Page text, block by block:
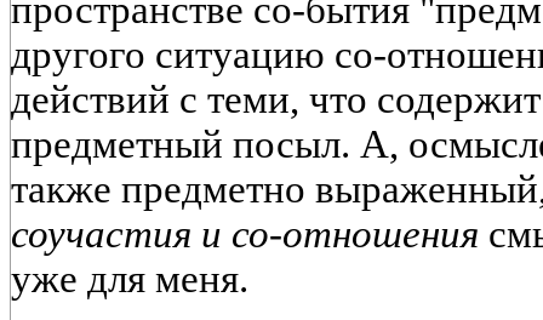
пространстве со-бытия
другого ситуацию со-
действий с теми, что
предметный посыл. А,
также предметно
соучастия и со-отношения
уже для меня.